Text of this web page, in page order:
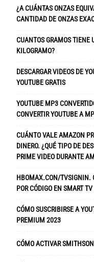
¿A CUÁNTAS ONZAS
CANTIDAD DE ONZAS
CUANTOS GRAMOS TIENE
KILOGRAMO?
DESCARGAR VIDEOS DE
YOUTUBE GRATIS
YOUTUBE MP3
CONVERTIR YOUTUBE A
CUÁNTO VALE AMAZON
DINERO. ¿QUÉ TIPO DE
PRIME VIDEO DURANTE
HBOMAX.CON/TVSIGNIN.
POR CÓDIGO EN SMART
CÓMO SUSCRIBIRSE A
PREMIUM 2023
CÓMO ACTIVAR